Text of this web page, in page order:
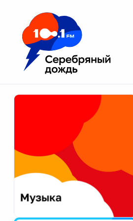
Москва 100.1 FM
Апатиты
Екатеринбург
Калининград
Калуга